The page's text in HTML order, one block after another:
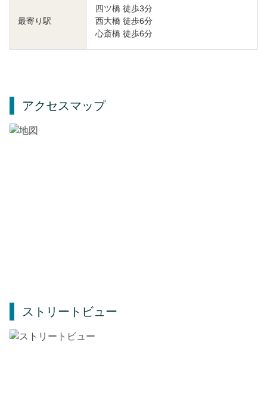
最寄り駅
四ツ橋 徒歩3分
西大橋 徒歩6分
心斎橋 徒歩6分
アクセスマップ
ストリートビュー